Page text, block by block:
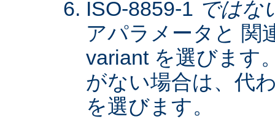
ISO-8859-1 ではな
アパラメータと 関
variant を選びます
がない場合は、代
を選びます。